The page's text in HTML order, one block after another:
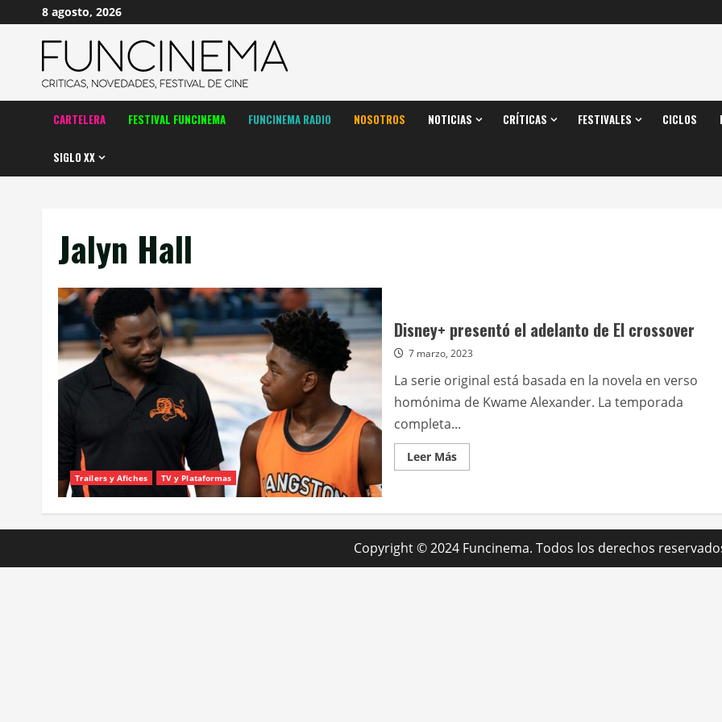
contenido
8 agosto, 2026
CARTELERA FESTIVAL FUNCINEMA FUNCINEMA RADIO NOSOTROS NOTICIAS CRÍTICAS FESTIVALES CICLOS
SIGLO XX
Jalyn Hall
Trailers y Afiches TV y Plataformas
Disney+ presentó el adelanto de El crossover
7 marzo, 2023
La serie original está basada en la novela en verso
homónima de Kwame Alexander. La temporada
completa...
Leer MásLeer
más
presentó
adelanto
de
El
crossover
Copyright © 2024 Funcinema. Todos los derechos